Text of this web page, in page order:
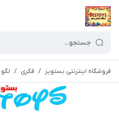
فروشگاه اینترنتی بستویز / فکری / لگو